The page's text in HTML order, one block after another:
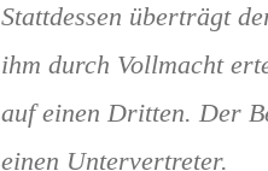
Stattdessen überträgt
ihm durch Vollmacht
auf einen Dritten. Der
einen Untervertreter.